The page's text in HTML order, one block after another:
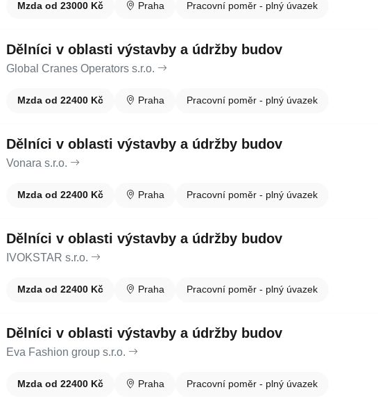
Mzda od 23000 Kč Praha Pracovní poměr - plný úvazek
Dělníci v oblasti výstavby a údržby budov
Global Cranes Operators s.r.o.
Mzda od 22400 Kč Praha Pracovní poměr - plný úvazek
Dělníci v oblasti výstavby a údržby budov
Vonara s.r.o.
Mzda od 22400 Kč Praha Pracovní poměr - plný úvazek
Dělníci v oblasti výstavby a údržby budov
IVOKSTAR s.r.o.
Mzda od 22400 Kč Praha Pracovní poměr - plný úvazek
Dělníci v oblasti výstavby a údržby budov
Eva Fashion group s.r.o.
Mzda od 22400 Kč Praha Pracovní poměr - plný úvazek